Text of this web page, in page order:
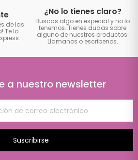
de las
Te lo
¿No lo tienes claro?
Buscas algo en especial y no lo
tenemos. Tienes dudas sobre
alguno de nuestros productos.
Llamanos o escribenos.
a nuestro newsletter
Suscribirse